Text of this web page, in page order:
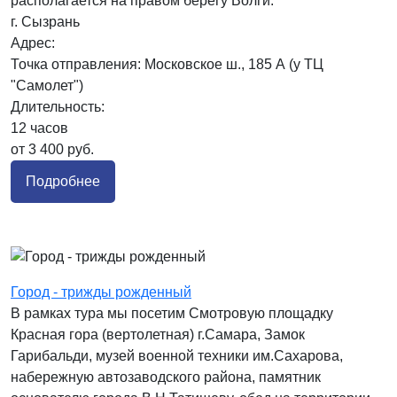
г. Сызрань
Адрес:
Точка отправления: Московское ш., 185 А (у ТЦ
"Самолет")
Длительность:
12 часов
от 3 400 руб.
Подробнее
Город - трижды рожденный
В рамках тура мы посетим Смотровую площадку
Красная гора (вертолетная) г.Самара, Замок
Гарибальди, музей военной техники им.Сахарова,
набережную автозаводского района, памятник